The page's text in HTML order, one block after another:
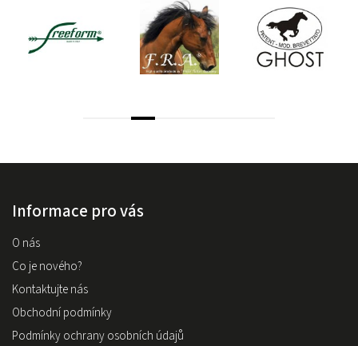
Informace pro vás
O nás
Co je nového?
Kontaktujte nás
Obchodní podmínky
Podmínky ochrany osobních údajů